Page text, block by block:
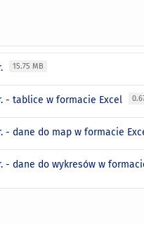
15.75 MB
- tablice w formacie Excel
- dane do map w formacie
- dane do wykresów w